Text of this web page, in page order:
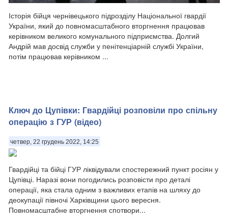
Історія бійця чернівецького підрозділу Національної гвардії
України, який до повномасштабного вторгнення працював
керівником великого комунального підприємства. Долгий
Андрій мав досвід служби у пенітенціарній службі України,
потім працював керівником ...
Ключ до Цупівки: Гвардійці розповіли про спільну
операцію з ГУР (відео)
четвер, 22 грудень 2022, 14:25
Гвардійці та бійці ГУР ліквідували спостережний пункт росіян у
Цупівці. Наразі вони погодились розповісти про деталі
операції, яка стала одним з важливих етапів на шляху до
деокупації півночі Харківщини цього вересня.
Повномасштабне вторгнення спотвори...